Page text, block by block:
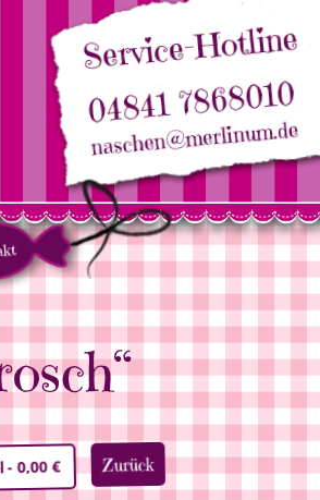
Service-Hotline
04841 7868010
naschen@merlinum.de
Zurück
0,00 €